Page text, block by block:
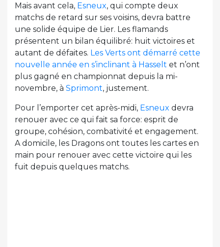
Mais avant cela, Esneux, qui compte deux
matchs de retard sur ses voisins, devra battre
une solide équipe de Lier. Les flamands
présentent un bilan équilibré: huit victoires et
autant de défaites. Les Verts ont démarré cette
nouvelle année en s’inclinant à Hasselt et n’ont
plus gagné en championnat depuis la mi-
novembre, à Sprimont, justement.
Pour l’emporter cet après-midi, Esneux devra
renouer avec ce qui fait sa force: esprit de
groupe, cohésion, combativité et engagement.
A domicile, les Dragons ont toutes les cartes en
main pour renouer avec cette victoire qui les
fuit depuis quelques matchs.